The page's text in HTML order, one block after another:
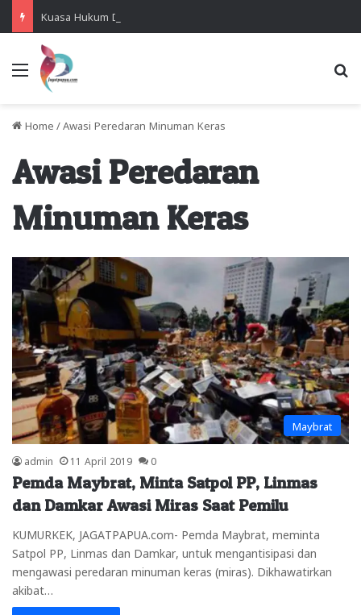
Menu
Home / Awasi Peredaran Minuman Keras
Awasi Peredaran
Minuman Keras
Maybrat
admin 11 April 2019 0
Pemda Maybrat, Minta Satpol PP, Linmas
dan Damkar Awasi Miras Saat Pemilu
KUMURKEK, JAGATPAPUA.com- Pemda Maybrat, meminta
Satpol PP, Linmas dan Damkar, untuk mengantisipasi dan
mengawasi peredaran minuman keras (miras). Dikhawatirkan
akibat…